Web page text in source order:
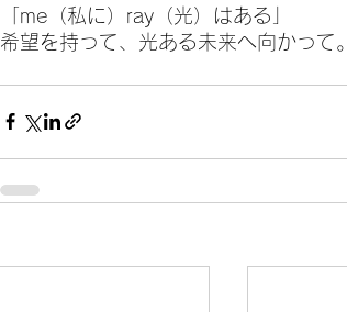
「me（私に）ray（光）はある」
希望を持って、光ある未来へ向かって。